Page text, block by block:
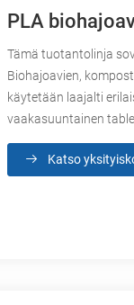
PLA
Tämä tuotantolinja
Biohajoavien,
käytetään laajalti
vaakasuuntainen
Katso